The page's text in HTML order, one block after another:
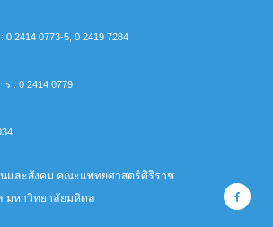
0 2414 0773-5, 0 2419 7284
ร : 0 2414 0779
และสังคม คณะแพทยศาสตร์ศิริราช
มหาวิทยาลัยมหิดล